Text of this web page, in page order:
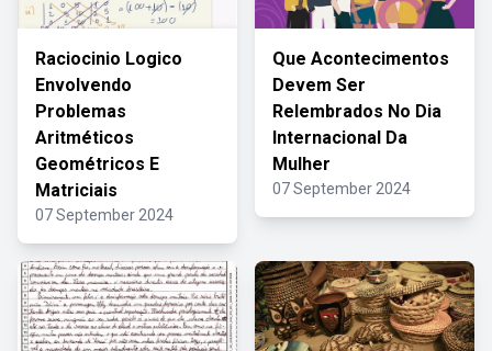
Raciocinio Logico
Envolvendo
Problemas
Aritméticos
Geométricos E
Matriciais
07 September 2024
Que Acontecimentos
Devem Ser
Relembrados No Dia
Internacional Da
Mulher
07 September 2024